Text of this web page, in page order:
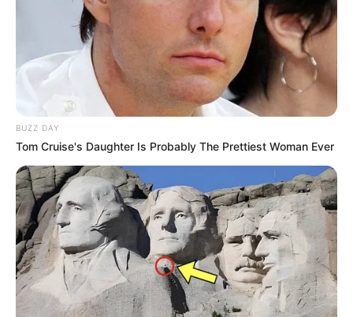
20:59 / 06 Avqust 2026 DÜNYA
TƏCİLİ! Türkiyə
qırıcıları havaya qaldırdı
- Nə baş verir?
82 0 0
BUZZ DAY
Tom Cruise's Daughter Is Probably The Prettiest Woman Ever